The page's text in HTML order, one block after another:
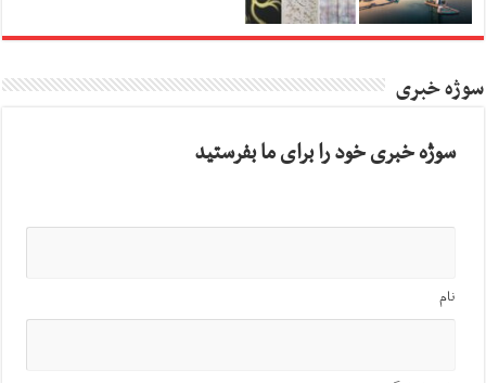
سوژه خبری
سوژه خبری خود را برای ما بفرستید
نام